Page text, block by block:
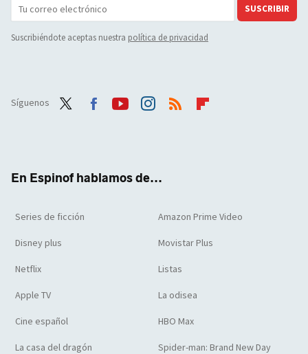
SUSCRIBIR
Suscribiéndote aceptas nuestra política de privacidad
Síguenos
En Espinof hablamos de...
Series de ficción Amazon Prime Video
Disney plus Movistar Plus
Netflix Listas
Apple TV La odisea
Cine español HBO Max
La casa del dragón Spider-man: Brand New Day